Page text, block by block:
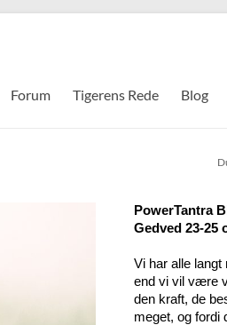
Forum Tigerens Rede Blog
PowerTantra
Gedved 23-25
Vi har alle
end vi vil være
den kraft, de
meget, og fordi